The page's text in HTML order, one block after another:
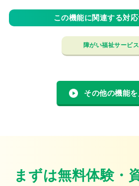
この機能に関連する対
障がい福祉サービス
その他の機能を
まずは無料体験・